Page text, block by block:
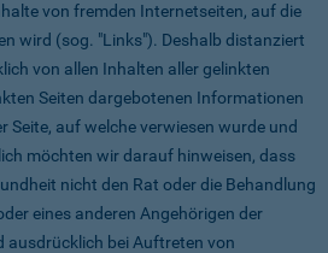
von fremden Internetseiten, auf die
wird (sog. "Links"). Deshalb distanziert
von allen Inhalten aller gelinkten
Seiten dargebotenen Informationen
Seite, auf welche verwiesen wurde und
möchten wir darauf hinweisen, dass
nicht den Rat oder die Behandlung
eines anderen Angehörigen der
ausdrücklich bei Auftreten von